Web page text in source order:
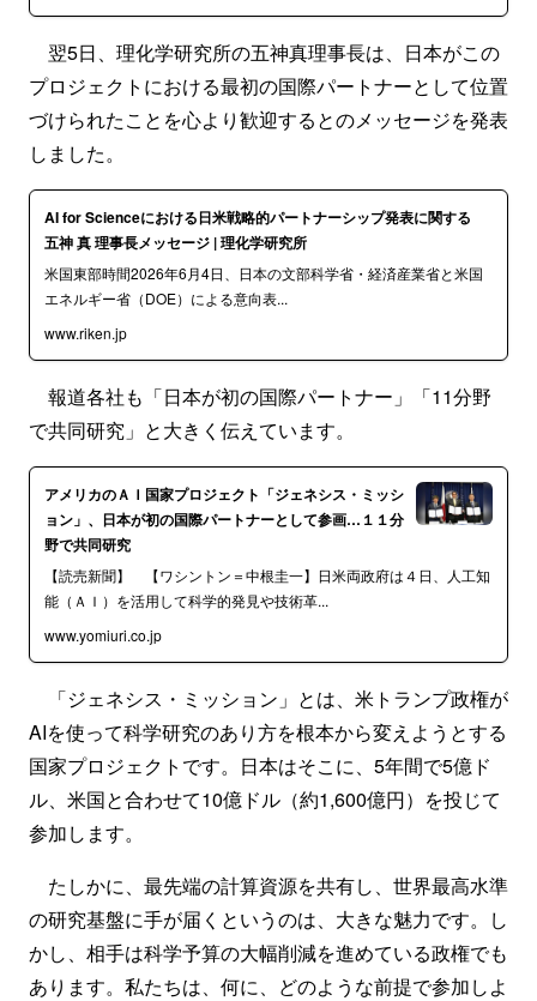
翌5日、理化学研究所の五神真理事長は、日本がこの
プロジェクトにおける最初の国際パートナーとして位置
づけられたことを心より歓迎するとのメッセージを発表
しました。
AI for Scienceにおける日米戦略的パートナーシップ発表に関する
五神 真 理事長メッセージ | 理化学研究所
米国東部時間2026年6月4日、日本の文部科学省・経済産業省と米国
エネルギー省（DOE）による意向表...
www.riken.jp
報道各社も「日本が初の国際パートナー」「11分野
で共同研究」と大きく伝えています。
アメリカのＡＩ国家プロジェクト「ジェネシス・ミッシ
ョン」、日本が初の国際パートナーとして参画…１１分
野で共同研究
【読売新聞】 【ワシントン＝中根圭一】日米両政府は４日、人工知
能（ＡＩ）を活用して科学的発見や技術革...
www.yomiuri.co.jp
「ジェネシス・ミッション」とは、米トランプ政権が
AIを使って科学研究のあり方を根本から変えようとする
国家プロジェクトです。日本はそこに、5年間で5億ド
ル、米国と合わせて10億ドル（約1,600億円）を投じて
参加します。
たしかに、最先端の計算資源を共有し、世界最高水準
の研究基盤に手が届くというのは、大きな魅力です。し
かし、相手は科学予算の大幅削減を進めている政権でも
あります。私たちは、何に、どのような前提で参加しよ